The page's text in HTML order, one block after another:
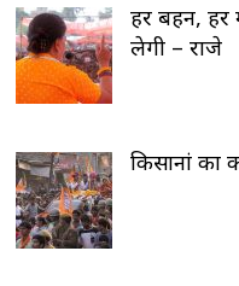
हर बहन, हर
लेगी – राजे
किसानां का